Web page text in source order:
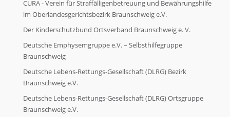
CURA - Verein für Straffälligenbetreuung und Bewährungshilfe
im Oberlandesgerichtsbezirk Braunschweig e.V.
Der Kinderschutzbund Ortsverband Braunschweig e. V.
Deutsche Emphysemgruppe e.V. – Selbsthilfegruppe
Braunschweig
Deutsche Lebens-Rettungs-Gesellschaft (DLRG) Bezirk
Braunschweig e.V.
Deutsche Lebens-Rettungs-Gesellschaft (DLRG) Ortsgruppe
Braunschweig e.V.